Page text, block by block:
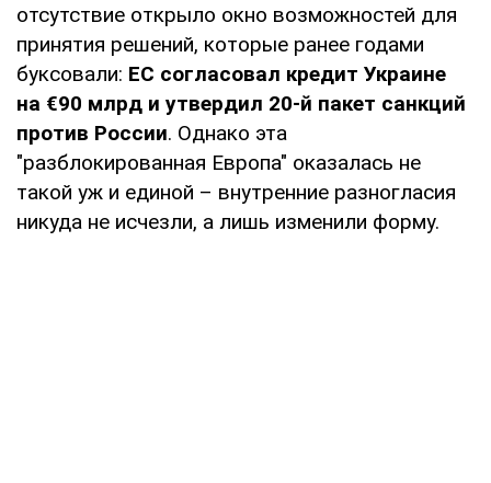
отсутствие открыло окно возможностей для
принятия решений, которые ранее годами
буксовали: ЕС согласовал кредит Украине
на €90 млрд и утвердил 20-й пакет санкций
против России. Однако эта
"разблокированная Европа" оказалась не
такой уж и единой – внутренние разногласия
никуда не исчезли, а лишь изменили форму.